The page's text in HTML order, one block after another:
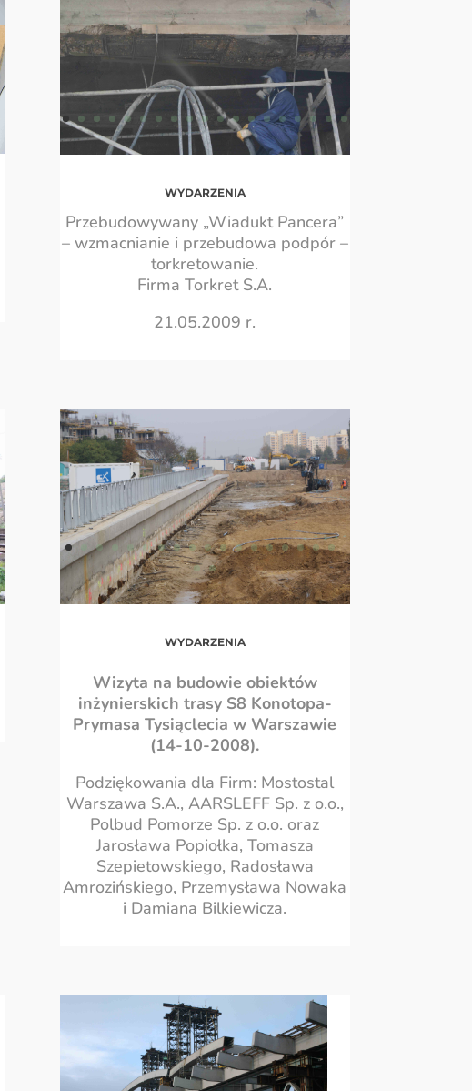
WYDARZENIA
Przebudowywany „Wiadukt Pancera”
– wzmacnianie i przebudowa podpór –
torkretowanie.
Firma Torkret S.A.
21.05.2009 r.
WYDARZENIA
Wizyta na budowie obiektów
inżynierskich trasy S8 Konotopa-
Prymasa Tysiąclecia w Warszawie
(14-10-2008).
Podziękowania dla Firm: Mostostal
Warszawa S.A., AARSLEFF Sp. z o.o.,
Polbud Pomorze Sp. z o.o. oraz
Jarosława Popiołka, Tomasza
Szepietowskiego, Radosława
Amrozińskiego, Przemysława Nowaka
i Damiana Bilkiewicza.